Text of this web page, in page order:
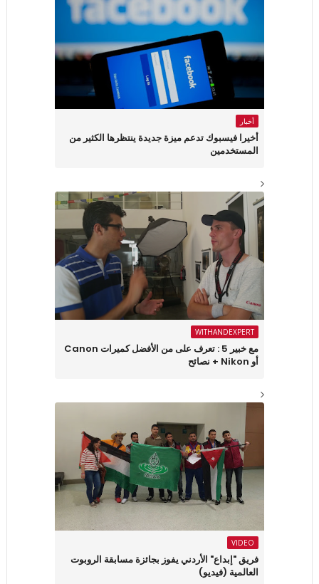
أخبار
أخيرا فيسبوك تدعم ميزة جديدة ينتظرها الكثير من
المستخدمين
WITHANDEXPERT
مع خبير 5 : تعرف على من الأفضل كميرات Canon
أو Nikon + نصائح
VIDEO
فريق "إبداع" الأردني يفوز بجائزة مسابقة الروبوت
العالمية (فيديو)